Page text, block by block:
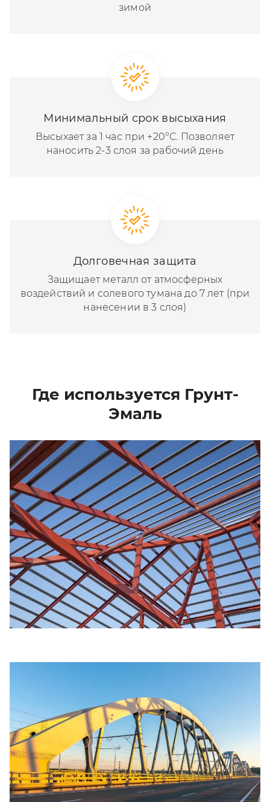
зимой
Минимальный срок высыхания
Высыхает за 1 час при +20°C. Позволяет
наносить 2-3 слоя за рабочий день
Долговечная защита
Защищает металл от атмосферных
воздействий и солевого тумана до 7 лет (при
нанесении в 3 слоя)
Где используется Грунт-
Эмаль